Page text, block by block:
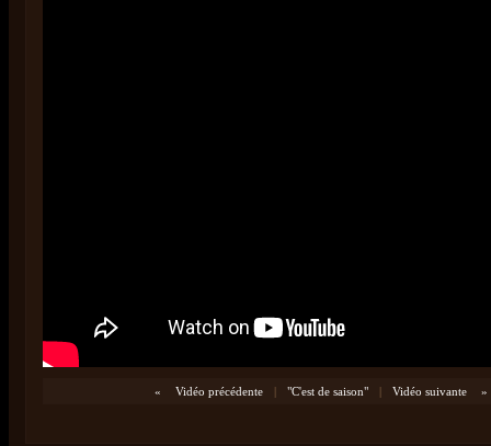
« Vidéo précédente | "C'est de saison" | Vidéo suivante »